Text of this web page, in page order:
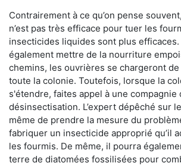
Contrairement à ce qu’on pense
n’est pas très efficace pour tuer les
insecticides liquides sont plus efficaces.
également mettre de la nourriture
chemins, les ouvrières se chargeront
toute la colonie. Toutefois, lorsque la
s'étendre, faites appel à une compagnie
désinsectisation. L’expert dépêché sur
même de prendre la mesure du
fabriquer un insecticide approprié qu’il
les fourmis. De même, il pourra
terre de diatomées fossilisées pour